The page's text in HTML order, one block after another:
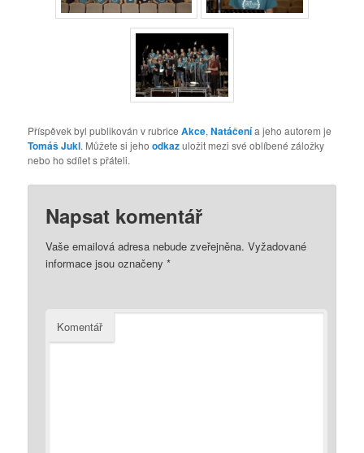
Příspěvek byl publikován v rubriceAkce,Natáčenía jeho autorem je
Tomáš Jukl. Můžete si jehoodkazuložit mezi své oblíbené záložky
nebo ho sdílet s přáteli.
Napsat komentář
Vaše emailová adresa nebude zveřejněna. Vyžadované
informace jsou označeny*
Komentář